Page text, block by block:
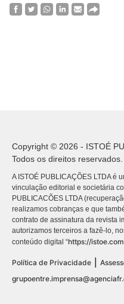
Copyright © 2026 - ISTOÉ
Todos os direitos reservados.
A ISTOÉ PUBLICAÇÕES LTDA é
vinculação editorial e societária
PUBLICACÕES LTDA
realizamos cobranças e que
contrato de assinatura da revista
autorizamos terceiros a fazê-lo,
conteúdo digital “https://
Política de Privacidade